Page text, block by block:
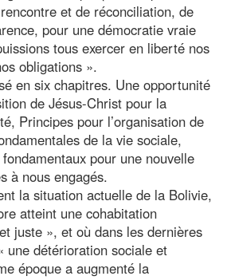
et de réconciliation, de
pour une démocratie vraie
tous exercer en liberté nos
obligations ».
en six chapitres. Une opportunité
de Jésus-Christ pour la
Principes pour l’organisation de
de la vie sociale,
pour une nouvelle
à nous engagés.
la situation actuelle de la Bolivie,
atteint une cohabitation
juste », et où dans les dernières
une détérioration sociale et
époque a augmenté la